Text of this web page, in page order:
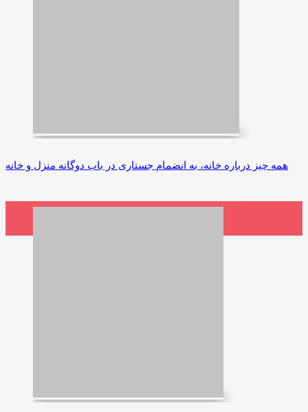
همه چیز درباره خانه، به انضمام جستاری در باب دوگانه منزل و خانه